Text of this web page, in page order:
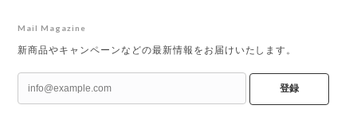
Mail Magazine
新商品やキャンペーンなどの最新情報をお届けいたします。
登録